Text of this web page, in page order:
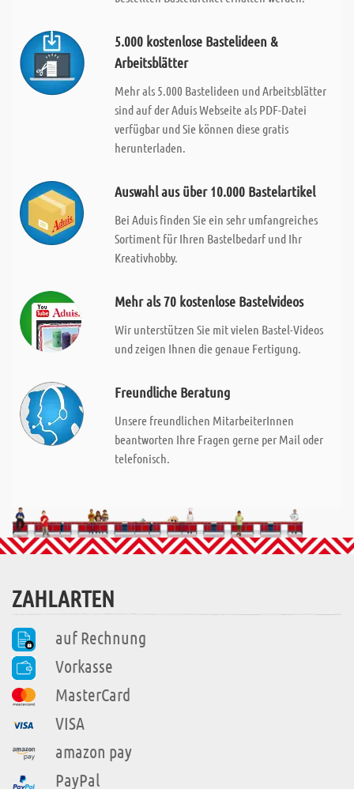
5.000 kostenlose Bastelideen &
Arbeitsblätter
Mehr als 5.000 Bastelideen und Arbeitsblätter
sind auf der Aduis Webseite als PDF-Datei
verfügbar und Sie können diese gratis
herunterladen.
Auswahl aus über 10.000 Bastelartikel
Bei Aduis finden Sie ein sehr umfangreiches
Sortiment für Ihren Bastelbedarf und Ihr
Kreativhobby.
Mehr als 70 kostenlose Bastelvideos
Wir unterstützen Sie mit vielen Bastel-Videos
und zeigen Ihnen die genaue Fertigung.
Freundliche Beratung
Unsere freundlichen MitarbeiterInnen
beantworten Ihre Fragen gerne per Mail oder
telefonisch.
ZAHLARTEN
auf Rechnung
Vorkasse
MasterCard
VISA
amazon pay
PayPal